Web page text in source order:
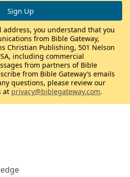
you understand that you
from Bible Gateway,
Christian Publishing, 501 Nelson
including commercial
from partners of Bible
from Bible Gateway’s emails
questions, please review our
at privacy@biblegateway.com.